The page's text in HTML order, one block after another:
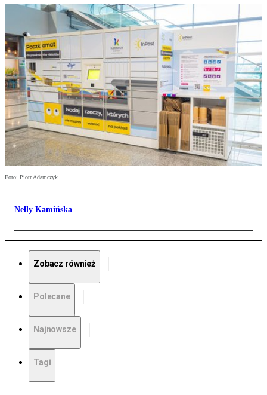
Foto: Piotr Adamczyk
Nelly Kamińska
Zobacz również
Polecane
Najnowsze
Tagi